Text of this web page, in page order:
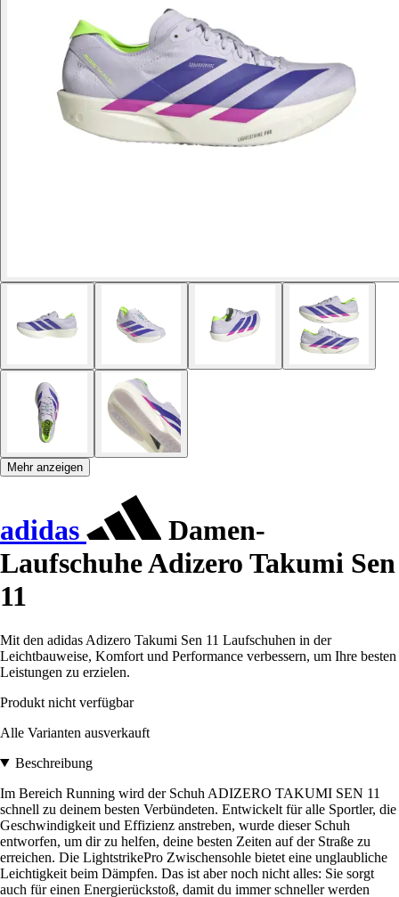
Mehr anzeigen
adidas
Damen-
Laufschuhe Adizero Takumi Sen
11
Mit den adidas Adizero Takumi Sen 11 Laufschuhen in der
Leichtbauweise, Komfort und Performance verbessern, um Ihre besten
Leistungen zu erzielen.
Produkt nicht verfügbar
Alle Varianten ausverkauft
Beschreibung
Im Bereich Running wird der Schuh ADIZERO TAKUMI SEN 11
schnell zu deinem besten Verbündeten. Entwickelt für alle Sportler, die
Geschwindigkeit und Effizienz anstreben, wurde dieser Schuh
entworfen, um dir zu helfen, deine besten Zeiten auf der Straße zu
erreichen. Die LightstrikePro Zwischensohle bietet eine unglaubliche
Leichtigkeit beim Dämpfen. Das ist aber noch nicht alles: Sie sorgt
auch für einen Energierückstoß, damit du immer schneller werden